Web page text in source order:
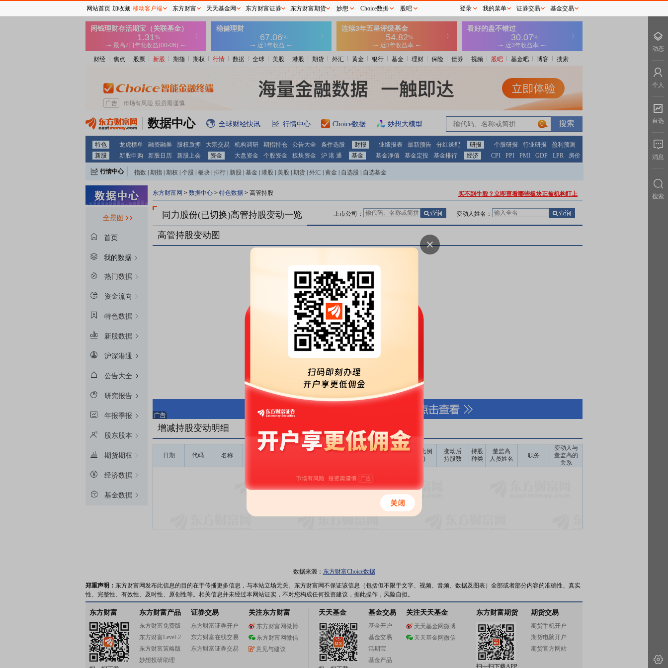
财经 焦点 股票 新股 期指 期权 行情 数据 全球 美股 港股 期货 外汇 黄金 银行 基金 理财 保险 债券 视频 股吧 基金吧 博客 搜索
数据中心 全球财经快讯 行情中心 Choice数据 妙想大模型 0
特色 龙虎榜单 融资融券 股权质押 大宗交易 机构调研 期指持仓 公告大全 条件选股 财报 业绩报表 最新预告 分红送配 研报 个股研报 行业研报
盈利预测
新股
新股申购 新股日历 新股上会 资金 大盘资金 个股资金 板块资金 沪 港 通 基金 基金净值 基金定投 基金排行 经济 CPI PPI PMI GDP LPR 房价
行情中心 指数 期指 期权 个股 板块 排行 新股 基金 港股 美股 期货 外汇 黄金 自选股 自选基金
全景图
首页
我的数据
热门数据
资金流向
特色数据
新股数据
沪深港通
公告大全
研究报告
年报季报
股东股本
期货期权
经济数据
基金数据
东方财富网 > 数据中心 > 特色数据 > 高管持股 买不到牛股？立即查看哪些板块正被机构盯上
同力股份(已切换)高管持股变动一览 变动人姓名：
上市公司：
高管持股变动图
按股份金额(万元) 按股份数量(万股)
增减持股变动明细
日期 代码 名称
成交
变动金额
变动比例
(‰)
变动后
持股数
持股
种类
董监高
人员姓名
职务
变动人与
董监高的
关系
数据来源： 东方财富Choice数据
郑重声明： 东方财富网发布此信息的目的在于传播更多信息，与本站立场无关。东方财富网不保证该信息（包括但不限于文字、视频、音频、数据及图表）全部或者部分内容的准确性、真实
性、完整性、有效性、及时性、原创性等。相关信息并未经过本网站证实，不对您构成任何投资建议，据此操作，风险自担。
东方财富 东方财富产品
东方财富免费版
东方财富Level-2
东方财富策略版
妙想投研助理
证券交易
东方财富证券开户
东方财富在线交易
东方财富证券交易
关注东方财富
东方财富网微博
东方财富网微信
意见与建议
天天基金 基金交易
基金开户
基金交易
活期宝
基金产品
关注天天基金
天天基金网微博
天天基金网微信
东方财富期货
扫一扫下载APP
期货交易
期货手机开户
期货电脑开户
期货官方网站
网站首页 加收藏 移动客户端 东方财富 天天基金网 东方财富证券 东方财富期货 妙想 Choice数据 股吧 登录 我的菜单 证券交易 基金交易
动态
个人
自选
消息
搜索